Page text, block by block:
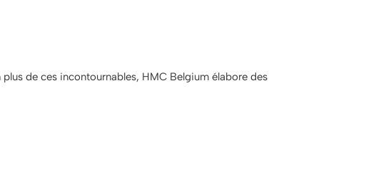
de ces incontournables, HMC Belgium élabore des